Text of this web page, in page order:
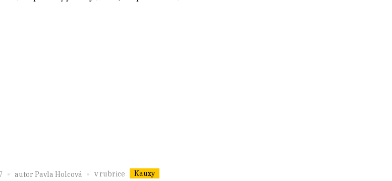
autor Pavla Holcová v rubrice Kauzy